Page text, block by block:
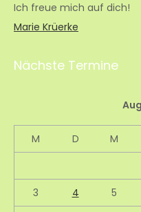
Ich freue mich auf dich!
Marie Krüerke
Nächste Termine
M D M
3
4 5